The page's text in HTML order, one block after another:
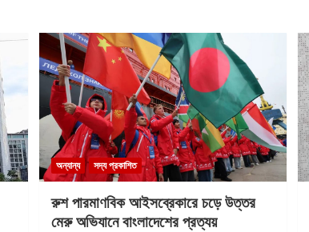
অন্যান্য সদ্য প্রকাশিত
রুশ পারমাণবিক আইসব্রেকারে চড়ে উত্তর
মেরু অভিযানে বাংলাদেশের প্রত্যয়